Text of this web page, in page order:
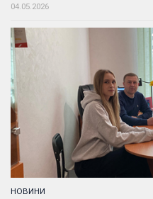
04.05.2026
НОВИНИ